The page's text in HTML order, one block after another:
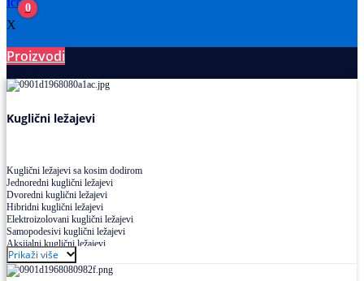
0
X
Proizvodi
Kuglični ležajevi
Kuglični ležajevi sa kosim dodirom
Jednoredni kuglični ležajevi
Dvoredni kuglični ležajevi
Hibridni kuglični ležajevi
Elektroizolovani kuglični ležajevi
Samopodesivi kuglični ležajevi
Aksijalni kuglični ležajevi
Kuglični ležajevi od nerđajućeg čelika
Prikaži više